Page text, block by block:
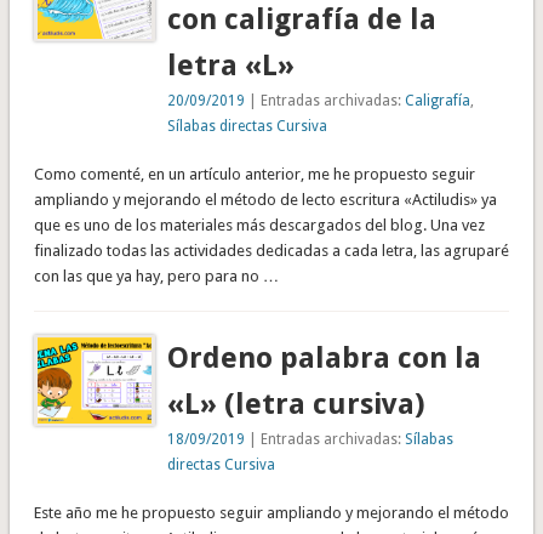
con caligrafía de la
letra «L»
20/09/2019 | Entradas archivadas:Caligrafía
Sílabas directas Cursiva
Como comenté, en un artículo anterior, me he propuesto seguir
ampliando y mejorando el método de lecto escritura «Actiludis» ya
que es uno de los materiales más descargados del blog. Una vez
finalizado todas las actividades dedicadas a cada letra, las agruparé
con las que ya hay, pero para no …
Ordeno palabra con la
«L» (letra cursiva)
18/09/2019 | Entradas archivadas: Sílabas
directas Cursiva
Este año me he propuesto seguir ampliando y mejorando el método